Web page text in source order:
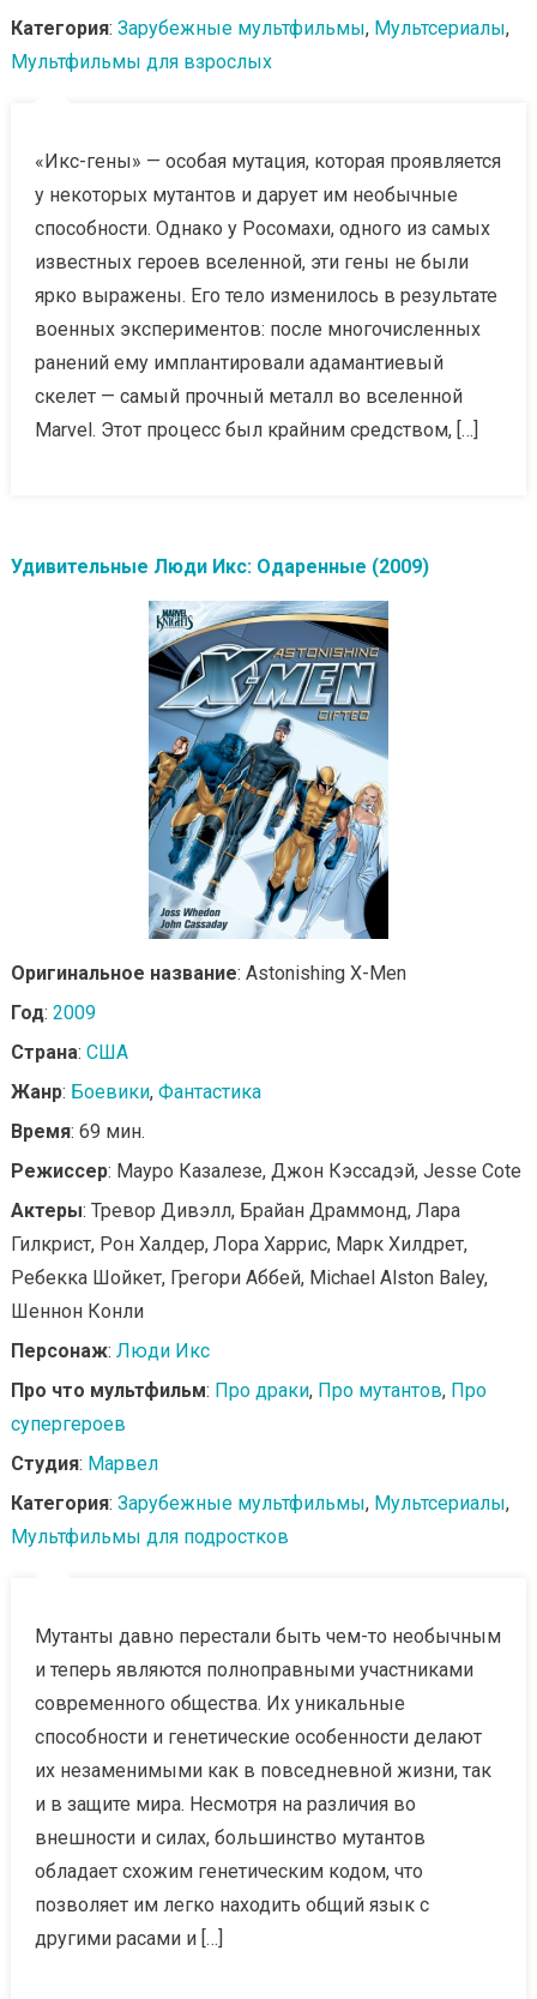
Категория: Зарубежные мультфильмы, Мультсериалы,
Мультфильмы для взрослых
«Икс-гены» — особая мутация, которая проявляется
у некоторых мутантов и дарует им необычные
способности. Однако у Росомахи, одного из самых
известных героев вселенной, эти гены не были
ярко выражены. Его тело изменилось в результате
военных экспериментов: после многочисленных
ранений ему имплантировали адамантиевый
скелет — самый прочный металл во вселенной
Marvel. Этот процесс был крайним средством, […]
Удивительные Люди Икс: Одаренные (2009)
Оригинальное название: Astonishing X-Men
Год: 2009
Страна: США
Жанр: Боевики, Фантастика
Время: 69 мин.
Режиссер: Мауро Казалезе, Джон Кэссадэй, Jesse Cote
Актеры: Тревор Дивэлл, Брайан Драммонд, Лара
Гилкрист, Рон Халдер, Лора Харрис, Марк Хилдрет,
Ребекка Шойкет, Грегори Аббей, Michael Alston Baley,
Шеннон Конли
Персонаж: Люди Икс
Про что мультфильм: Про драки, Про мутантов, Про
супергероев
Студия: Марвел
Категория: Зарубежные мультфильмы, Мультсериалы,
Мультфильмы для подростков
Мутанты давно перестали быть чем-то необычным
и теперь являются полноправными участниками
современного общества. Их уникальные
способности и генетические особенности делают
их незаменимыми как в повседневной жизни, так
и в защите мира. Несмотря на различия во
внешности и силах, большинство мутантов
обладает схожим генетическим кодом, что
позволяет им легко находить общий язык с
другими расами и […]